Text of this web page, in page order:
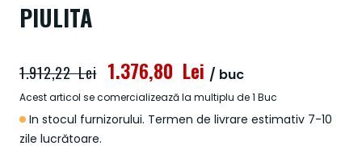
PIULITA
In stocul furnizorului. Termen de livrare estimativ 7-10
zile lucrătoare.
1.376,80 Lei
1.912,22 Lei / buc
Acest articol se comercializează la multiplu de 1 Buc
începutul
galeriei
imagini